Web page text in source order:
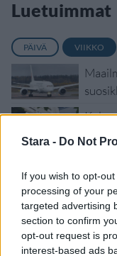
Stara - Do Not
If you wish to opt-
processing of your
targeted advertising
section to confirm
opt-out request is
interest-based ads
Luetuimmat
PÄIVÄ VIIKKO
Kela
vuoksi
hurja